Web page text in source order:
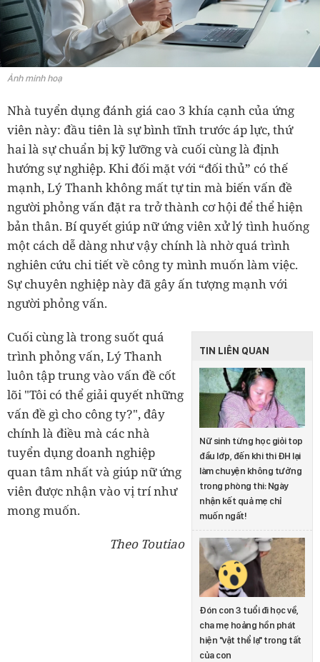
Ảnh minh hoạ
Nhà tuyển dụng đánh giá cao 3 khía cạnh của ứng
viên này: đầu tiên là sự bình tĩnh trước áp lực, thứ
hai là sự chuẩn bị kỹ lưỡng và cuối cùng là định
hướng sự nghiệp. Khi đối mặt với “đối thủ” có thế
mạnh, Lý Thanh không mất tự tin mà biến vấn đề
người phỏng vấn đặt ra trở thành cơ hội để thể hiện
bản thân. Bí quyết giúp nữ ứng viên xử lý tình huống
một cách dễ dàng như vậy chính là nhờ quá trình
nghiên cứu chi tiết về công ty mình muốn làm việc.
Sự chuyên nghiệp này đã gây ấn tượng mạnh với
người phỏng vấn.
TIN LIÊN QUAN
Nữ sinh từng học giỏi top
đầu lớp, đến khi thi ĐH lại
làm chuyện không tưởng
trong phòng thi: Ngày
nhận kết quả mẹ chỉ
muốn ngất!
Đón con 3 tuổi đi học về,
cha mẹ hoảng hồn phát
hiện "vật thể lạ" trong tất
của con
Cuối cùng là trong suốt quá
trình phỏng vấn, Lý Thanh
luôn tập trung vào vấn đề cốt
lõi "Tôi có thể giải quyết những
vấn đề gì cho công ty?", đây
chính là điều mà các nhà
tuyển dụng doanh nghiệp
quan tâm nhất và giúp nữ ứng
viên được nhận vào vị trí như
mong muốn.
Theo Toutiao